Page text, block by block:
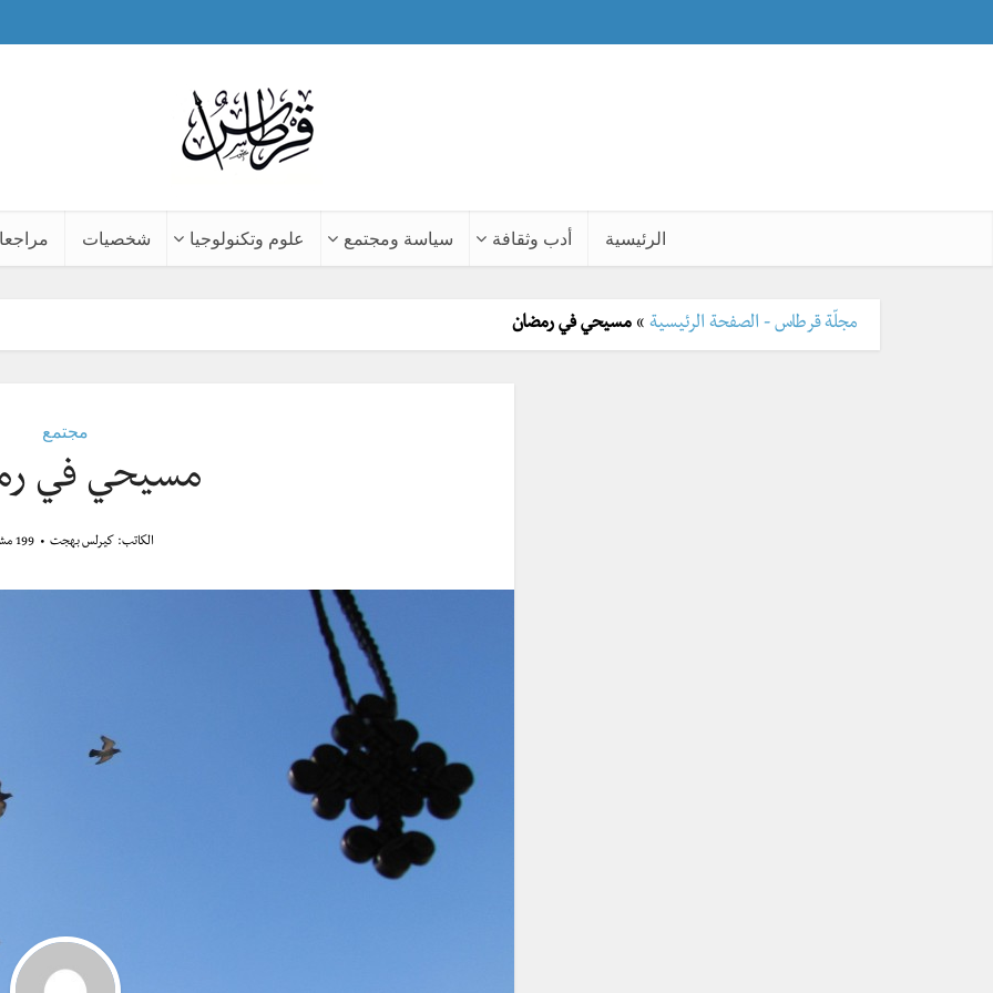
الرئيسية أدب وثقافة سياسة ومجتمع علوم وتكنولوجيا شخصيات
مجلّة قرطاس - الصفحة الرئيسية » مسيحي في رمضان
مجتمع
مسيحي في
الكاتب: كيرلس بهجت 199 مشاهدة